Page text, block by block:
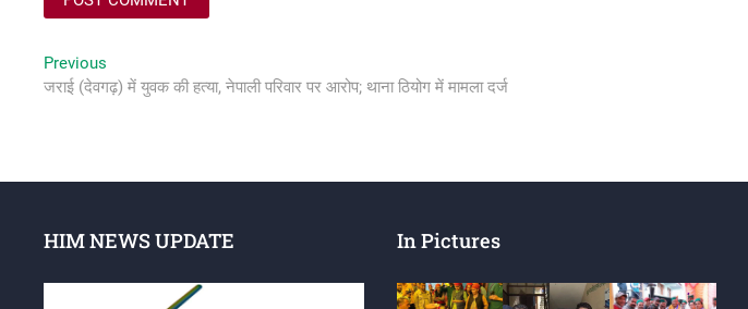
Post
navigation
Previous
post:
जराई (देवगढ़) में युवक की हत्या, नेपाली परिवार पर आरोप; थाना ठियोग में मामला दर्ज
HIM NEWS UPDATE In Pictures